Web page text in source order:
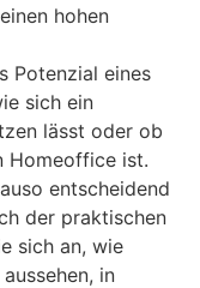
hohen
Potenzial eines
sich ein
lässt oder ob
Homeoffice ist.
entscheidend
der praktischen
sich an, wie
in